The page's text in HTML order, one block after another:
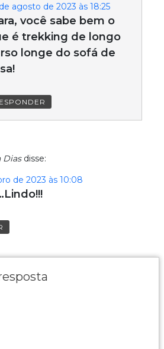
agosto de 2023 às 18:25
você sabe bem o
é trekking de longo
longe do sofá de
Dias disse:
de 2023 às 10:08